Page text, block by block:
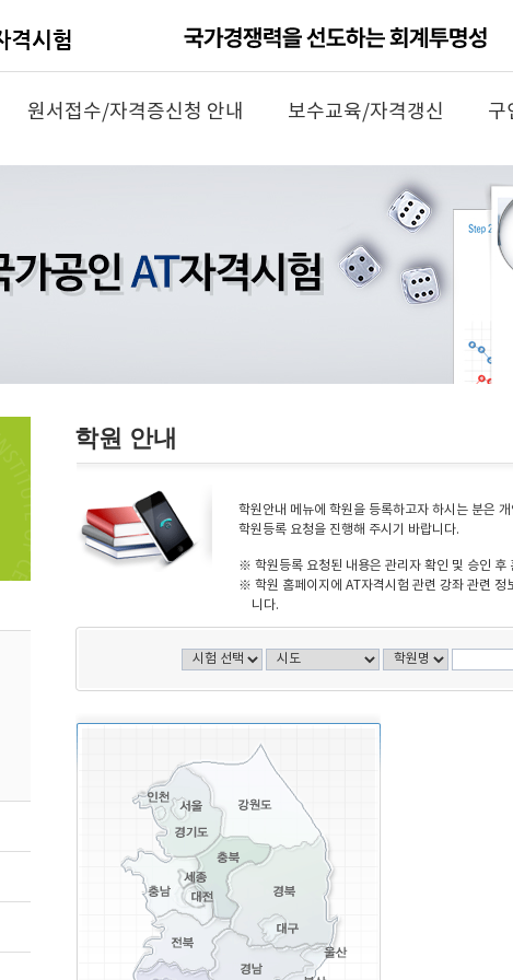
원서접수/자격증신청 안내 보수교육/자격갱신 구
학원 안내
학원안내 메뉴에 학원을 등록하고자 하시는 분은
학원등록 요청을 진행해 주시기 바랍니다.
※ 학원등록 요청된 내용은 관리자 확인 및 승인 후
※ 학원 홈페이지에 AT자격시험 관련 강좌 관련 정
니다.